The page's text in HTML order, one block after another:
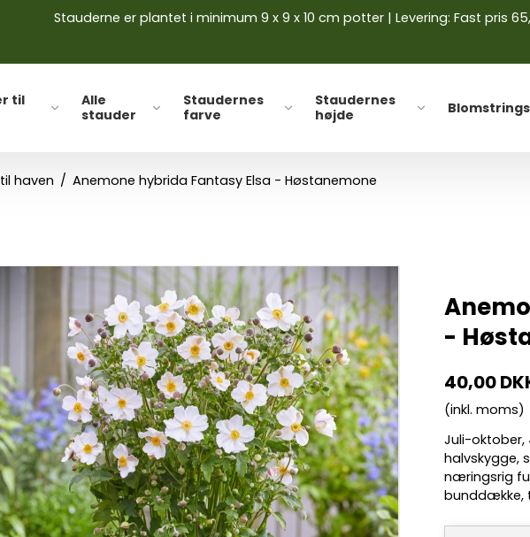
Stauderne er plantet i minimum 9 x 9 x 10 cm potter | Levering: Fast pris
til
Alle
stauder
Staudernes
farve
Staudernes
højde
haven / Anemone hybrida Fantasy Elsa - Høstanemone
-
40,00
(inkl. moms)
Juli-oktober,
halvskygge,
næringsrig
bunddække,